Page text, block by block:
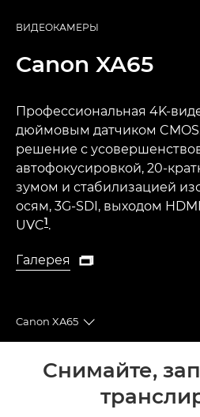
ВИДЕОКАМЕРЫ
Canon XA65
Профессиональная 4K-
дюймовым датчиком
решение с
автофокусировкой, 20-
зумом и стабилизацией
осям, 3G-SDI, выходом
UVC1.
Галерея
Галерея

Canon XA65
Toggle breadcrumbs
Общая информация
Технические характеристики
Снимайте,